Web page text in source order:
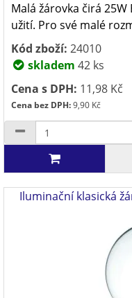
Malá žárovka čirá
užití. Pro své malé
Kód zboží: 24010
skladem 42 ks
Cena s DPH: 11,98 Kč
Cena bez DPH:9,90 Kč
Iluminační klasická